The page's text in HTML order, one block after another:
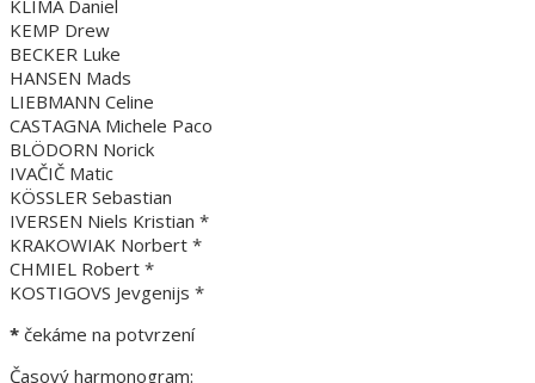
KLÍMA Daniel
KEMP Drew
BECKER Luke
HANSEN Mads
LIEBMANN Celine
CASTAGNA Michele Paco
BLÖDORN Norick
IVAČIČ Matic
KÖSSLER Sebastian
IVERSEN Niels Kristian *
KRAKOWIAK Norbert *
CHMIEL Robert *
KOSTIGOVS Jevgenijs *
* čekáme na potvrzení
Časový harmonogram: